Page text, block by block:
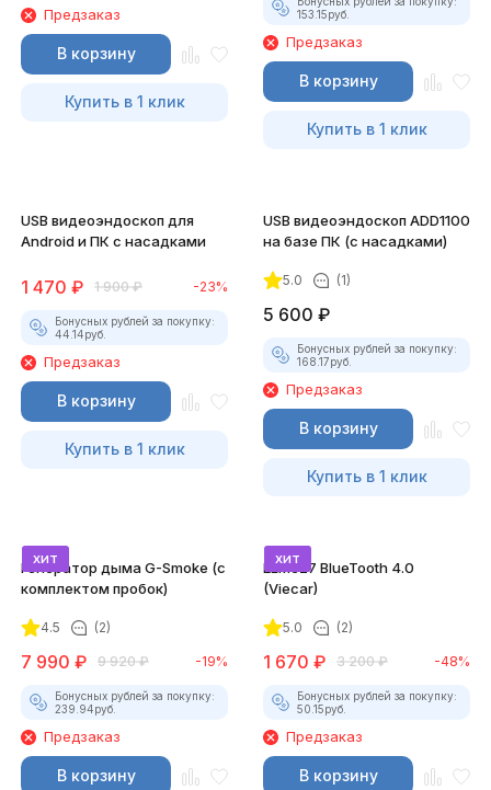
Предзаказ
В корзину
Купить в 1 клик
153.15руб.
Предзаказ
В корзину
Купить в 1 клик
USB видеоэндоскоп для
Android и ПК с насадками
1 470 ₽ 1 900 ₽ -23%
Бонусных рублей за покупку:
44.14руб.
Предзаказ
В корзину
Купить в 1 клик
USB видеоэндоскоп ADD1100
на базе ПК (с насадками)
5.0 (1)
5 600 ₽
Бонусных рублей за покупку:
168.17руб.
Предзаказ
В корзину
Купить в 1 клик
хит
Генератор дыма G-Smoke (c
комплектом пробок)
4.5 (2)
7 990 ₽ 9 920 ₽ -19%
Бонусных рублей за покупку:
239.94руб.
Предзаказ
В корзину
хит
ELM327 BlueTooth 4.0
(Viecar)
5.0 (2)
1 670 ₽ 3 200 ₽ -48%
Бонусных рублей за покупку:
50.15руб.
Предзаказ
В корзину